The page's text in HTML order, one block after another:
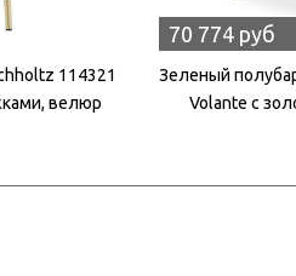
114321
велюр
70 774 руб
Зеленый
Volante с